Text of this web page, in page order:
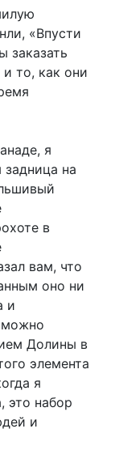
«Впусти
заказать
то, как они
я
на
в
вам, что
оно ни
и
можно
Долины в
элемента
я
это набор
и